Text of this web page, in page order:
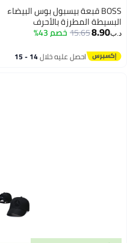
BOSS قبعة بيسبول بوس البيضاء
البسيطة المطرزة بالأحرف
د.ب‏8.90
15.65خصم 43%
احصل عليه خلال 14 - 15